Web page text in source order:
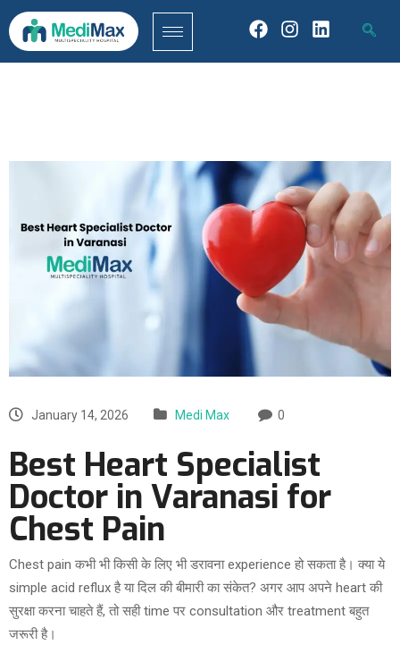
January 14, 2026 Medi Max 0
Best Heart Specialist
Doctor in Varanasi for
Chest Pain
Chest pain कभी भी किसी के लिए भी डरावना experience हो सकता है। क्या ये
simple acid reflux है या दिल की बीमारी का संकेत? अगर आप अपने heart की
सुरक्षा करना चाहते हैं, तो सही time पर consultation और treatment बहुत
जरूरी है।